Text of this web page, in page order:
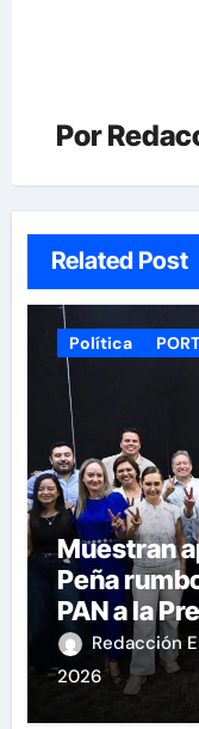
Por
Related Post
Política
Muestran
Peña
PAN a la
Redacción
2026